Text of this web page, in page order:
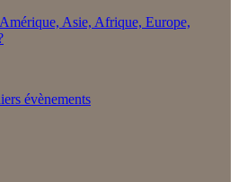
Asie, Afrique, Europe,
évènements